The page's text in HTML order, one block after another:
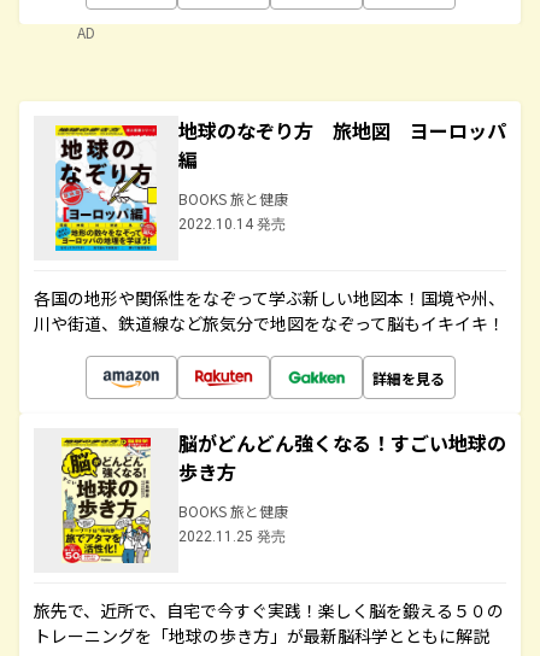
AD
地球のなぞり方 旅地図 ヨーロッパ
編
BOOKS 旅と健康
2022.10.14 発売
各国の地形や関係性をなぞって学ぶ新しい地図本！国境や州、
川や街道、鉄道線など旅気分で地図をなぞって脳もイキイキ！
詳細を見る
脳がどんどん強くなる！すごい地球の
歩き方
BOOKS 旅と健康
2022.11.25 発売
旅先で、近所で、自宅で今すぐ実践！楽しく脳を鍛える５０の
トレーニングを「地球の歩き方」が最新脳科学とともに解説